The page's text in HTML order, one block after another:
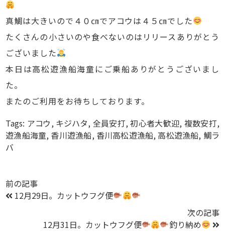
真鯛は大きいので４０㎝でアコウは４５㎝でした
たくさんの小さいのや食べないのはリリースありがとう
ございました
本日は高松遊漁船海童にご乗船ありがとうございまし
た。
またのご利用をお待ちしております。
Tags: アコウ, キジハタ, 全員安打,初心者大歓迎, 複数安打,
遊漁船海童, 香川遊漁船, 香川高松遊漁船,高松遊漁船, 鯛ラ
バ
前の記事
12月29日。カットウフグ便
次の記事
12月31日。カットウフグ便
釣り納め